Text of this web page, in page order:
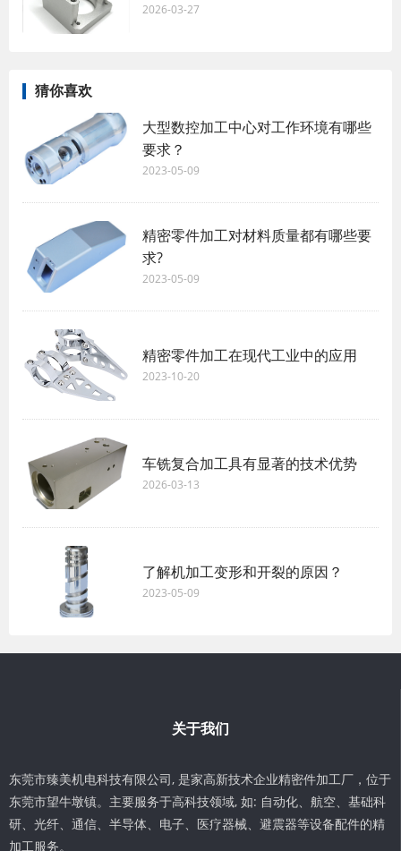
2026-03-27
猜你喜欢
大型数控加工中心对工作环境有哪些
要求？
2023-05-09
精密零件加工对材料质量都有哪些要
求?
2023-05-09
精密零件加工在现代工业中的应用
2023-10-20
车铣复合加工具有显著的技术优势
2026-03-13
了解机加工变形和开裂的原因？
2023-05-09
关于我们
东莞市臻美机电科技有限公司, 是家高新技术企业精密件加工厂，位于
东莞市望牛墩镇。主要服务于高科技领域, 如: 自动化、航空、基础科
研、光纤、通信、半导体、电子、医疗器械、避震器等设备配件的精
加工服务。